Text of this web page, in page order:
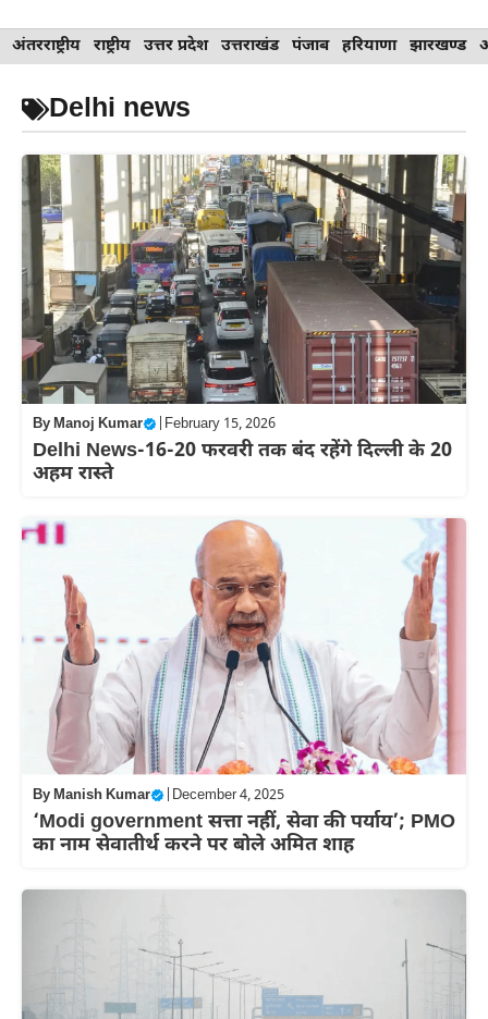
Skip
to
content
अंतरराष्ट्रीय राष्ट्रीय उत्तर प्रदेश उत्तराखंड पंजाब हरियाणा झारखण्ड
Delhi news
ByManoj Kumar February 15, 2026
Delhi News-16-20 फरवरी तक बंद रहेंगे दिल्ली के 20
अहम रास्ते
ByManish Kumar December 4, 2025
‘Modi government सत्ता नहीं, सेवा की पर्याय’; PMO
का नाम सेवातीर्थ करने पर बोले अमित शाह